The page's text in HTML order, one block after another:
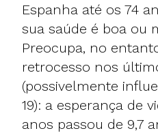
Espanha até os 74
sua saúde é boa ou
Preocupa, no
retrocesso nos
(possivelmente
19): a esperança de
anos passou de 9,7